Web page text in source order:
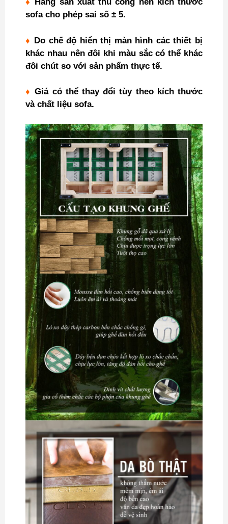
♦
Hàng sản xuất thủ công nên kích thước
sofa cho phép sai số ± 5.
♦ Do chế độ hiển thị màn hình các thiết bị
khác nhau nên đôi khi màu sắc có thể khác
đôi chút so với sản phẩm thực tế.
♦ Giá có thể thay đổi tùy theo kích thước
và chất liệu sofa.